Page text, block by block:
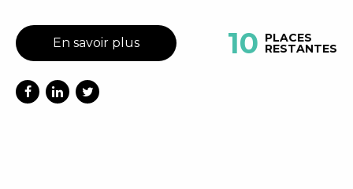
En savoir plus 10 PLACES
RESTANTES